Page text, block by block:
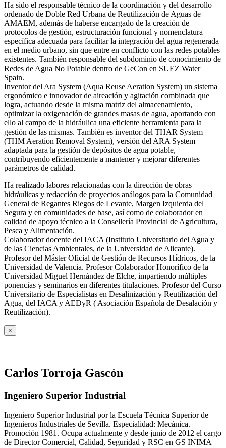
Ha sido el responsable técnico de la coordinación y del desarrollo
ordenado de Doble Red Urbana de Reutilización de Aguas de
AMAEM, además de haberse encargado de la creación de
protocolos de gestión, estructuración funcional y nomenclatura
específica adecuada para facilitar la integración del agua regenerada
en el medio urbano, sin que entre en conflicto con las redes potables
existentes. También responsable del subdominio de conocimiento de
Redes de Agua No Potable dentro de GeCon en SUEZ Water
Spain.
Inventor del Ara System (Aqua Reuse Aeration System) un sistema
ergonómico e innovador de aireación y agitación combinada que
logra, actuando desde la misma matriz del almacenamiento,
optimizar la oxigenación de grandes masas de agua, aportando con
ello al campo de la hidráulica una eficiente herramienta para la
gestión de las mismas. También es inventor del THAR System
(THM Aeration Removal System), versión del ARA System
adaptada para la gestión de depósitos de agua potable,
contribuyendo eficientemente a mantener y mejorar diferentes
parámetros de calidad.
Ha realizado labores relacionadas con la dirección de obras
hidráulicas y redacción de proyectos análogos para la Comunidad
General de Regantes Riegos de Levante, Margen Izquierda del
Segura y en comunidades de base, así como de colaborador en
calidad de apoyo técnico a la Consellería Provincial de Agricultura,
Pesca y Alimentación.
Colaborador docente del IACA (Instituto Universitario del Agua y
de las Ciencias Ambientales, de la Universidad de Alicante).
Profesor del Máster Oficial de Gestión de Recursos Hídricos, de la
Universidad de Valencia. Profesor Colaborador Honorífico de la
Universidad Miguel Hernández de Elche, impartiendo múltiples
ponencias y seminarios en diferentes titulaciones. Profesor del Curso
Universitario de Especialistas en Desalinización y Reutilización del
Agua, del IACA y AEDyR ( Asociación Española de Desalación y
Reutilización).
×
Carlos Torroja Gascón
Ingeniero Superior Industrial
Ingeniero Superior Industrial por la Escuela Técnica Superior de
Ingenieros Industriales de Sevilla. Especialidad: Mecánica.
Promoción 1981. Ocupa actualmente y desde junio de 2012 el cargo
de Director Comercial, Calidad, Seguridad y RSC en GS INIMA